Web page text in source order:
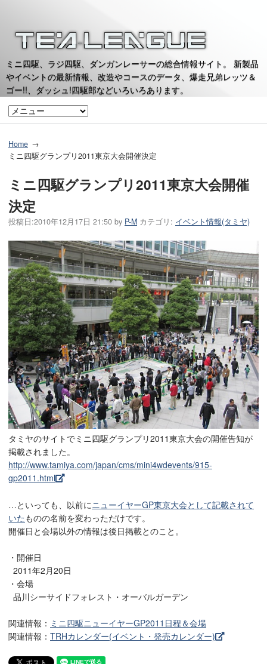
ミニ四駆、ラジ四駆、ダンガンレーサーの総合情報サイト。 新製品
やイベントの最新情報、改造やコースのデータ、爆走兄弟レッツ＆
ゴー!!、ダッシュ!四駆郎などいろいろあります。
Home
ミニ四駆グランプリ2011東京大会開催決定
ミニ四駆グランプリ2011東京大会開催
決定
投稿日:2010年12月17日 21:50 by P-M カテゴリ: イベント情報(タミヤ)
タミヤのサイトでミニ四駆グランプリ2011東京大会の開催告知が
掲載されました。
http://www.tamiya.com/japan/cms/mini4wdevents/915-
gp2011.html
…といっても、以前にニューイヤーGP東京大会として記載されて
いた ものの名前を変わっただけです。
開催日と会場以外の情報は後日掲載とのこと。
・開催日
2011年2月20日
・会場
品川シーサイドフォレスト・オーバルガーデン
関連情報： ミニ四駆ニューイヤーGP2011日程＆会場
関連情報： TRHカレンダー(イベント・発売カレンダー)